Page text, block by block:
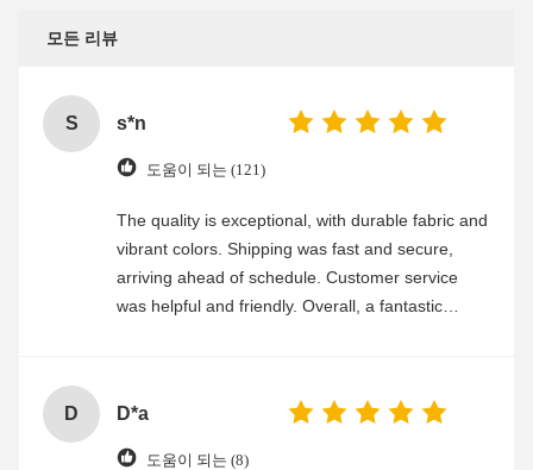
모든 리뷰
S s*n
도움이 되는 (121)
The quality is exceptional, with durable fabric and
vibrant colors. Shipping was fast and secure,
arriving ahead of schedule. Customer service
was helpful and friendly. Overall, a fantastic
D D*a
도움이 되는 (8)